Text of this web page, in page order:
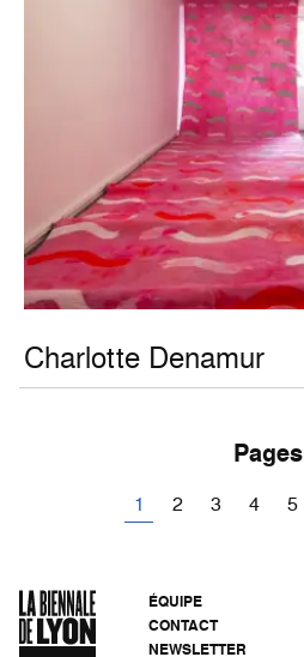
Charlotte Denamur
Pages
1 2 3 4 5
ÉQUIPE
CONTACT
NEWSLETTER